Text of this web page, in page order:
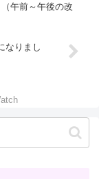
午前～午後の改
なりまし